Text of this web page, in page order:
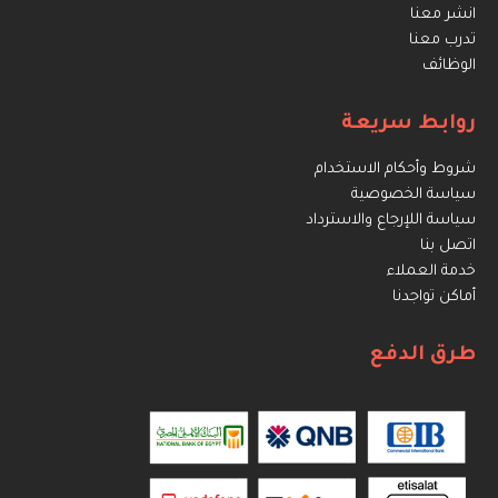
انشر معنا
تدرب معنا
الوظائف
روابط سريعة
شروط وأحكام الاستخدام
سياسة الخصوصية
سياسة اللإرجاع والاسترداد
اتصل بنا
خدمة العملاء
أماكن تواجدنا
طرق الدفع